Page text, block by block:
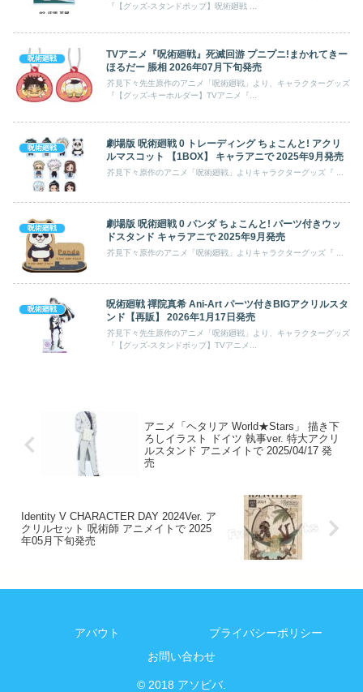
『【グッズ-スタンドポップ】呪術廻戦 ...
呪術廻戦
TVアニメ『呪術廻戦』死滅回游 プニプニ!まかれてきー
ほるだー 脹相 2026年07月下旬発売
芥見下々先生原作のアニメ「呪術廻戦」より、キャラクターグッズ
『【グッズ-キーホルダー】TVアニメ『...
呪術廻戦
劇場版 呪術廻戦 0 トレーディング ちょこんと! アクリ
ルマスコット 【1BOX】 キャラアニで 2025年9月発売
呪術廻戦
劇場版 呪術廻戦 0 パンダ ちょこんと! パーツ付きウッ
ドスタンド キャラアニで 2025年9月発売
呪術廻戦
呪術廻戦 禪院真希 Ani-Art パーツ付きBIGアクリルスタ
ンド【再販】 2026年1月17日発売
芥見下々先生原作のアニメ「呪術廻戦」より、キャラクターグッズ
『【グッズ-スタンドポップ】TVアニメ...
アニメ「ヘタリア World★Stars」 描き下
ろしイラスト ドイツ 執事ver. 特大アクリ
ルスタンド アニメイトで 2025/04/17 発
売
Identity V CHARACTER DAY 2024Ver. ア
クリルセット 呪術師 アニメイトで 2025
年05月下旬発売
アバウト
プライバシーポリシー
お問い合わせ
© 2018 アソビバ.